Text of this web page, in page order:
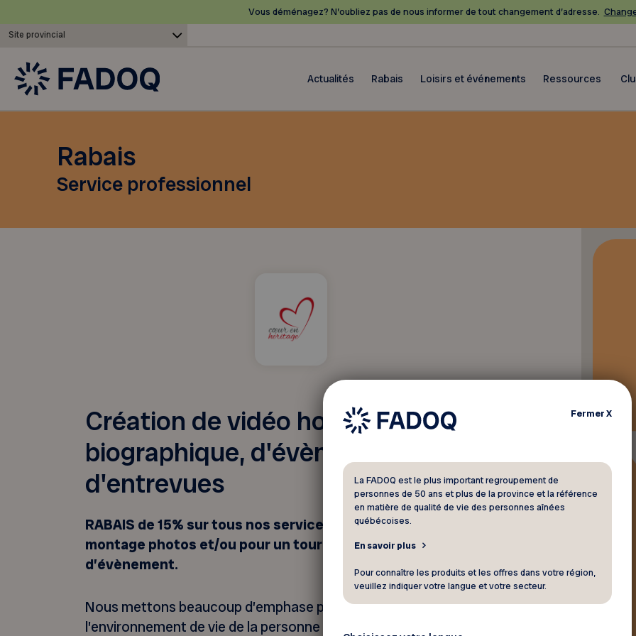
Vous déménagez? N’oubliez pas de nous informer de tout changement d’adresse.
Site provincial
Actualités Rabais Loisirs et événements Ressources
Rabais
Service professionnel
Création de vidéo hommage,
biographique, d'évènement et
d'entrevues
RABAIS de 15% sur tous nos services. Que ce soit pour un
montage photos et/ou pour un tournage de biographie et
d’évènement.
Nous mettons beaucoup d’emphase pour bien saisir
l’environnement de vie de la personne qui lègue son histoire. Ainsi,
FermerX
La FADOQ est le plus important regroupement de
personnes de 50 ans et plus de la province et la référence
en matière de qualité de vie des personnes aînées
québécoises.
En savoir plus
Pour connaître les produits et les offres dans votre région,
veuillez indiquer votre langue et votre secteur.